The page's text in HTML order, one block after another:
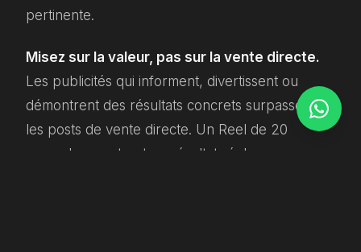
pertinente.
Misez sur la valeur, pas sur la vente directe.
Les publicités qui informent, divertissent ou
démontrent des résultats concrets surpassent
les posts de vente directe. Un Reel de 20
secondes montrant un résultat réel, avec un